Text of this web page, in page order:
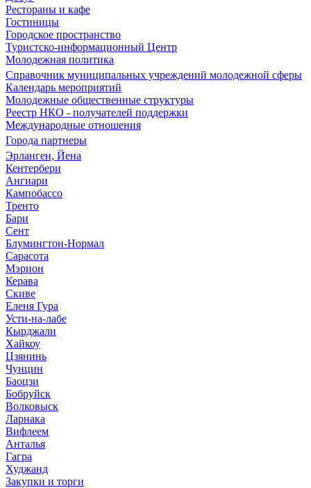
Рестораны и кафе
Гостиницы
Городское пространство
Туристско-информационный Центр
Молодежная политика
Справочник муниципальных учреждений молодежной сферы
Календарь мероприятий
Молодежные общественные структуры
Реестр НКО - получателей поддержки
Международные отношения
Города партнеры
Эрланген, Йена
Кентербери
Ангиари
Кампобассо
Тренто
Бари
Сент
Блумингтон-Нормал
Сарасота
Мэрион
Керава
Скиве
Еленя Гура
Усти-на-лабе
Кырджали
Хайкоу
Цзянинь
Чунцин
Баоцзи
Бобруйск
Волковыск
Ларнака
Вифлеем
Анталья
Гагра
Худжанд
Закупки и торги